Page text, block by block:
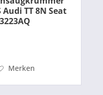
Audi TT 8N Seat
Merken